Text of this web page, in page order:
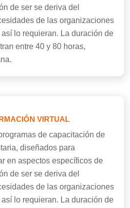
de ser se deriva del
de las organizaciones
lo requieran. La duración de
entre 40 y 80 horas,
VIRTUAL
de capacitación de
diseñados para
en aspectos específicos de
de ser se deriva del
de las organizaciones
lo requieran. La duración de